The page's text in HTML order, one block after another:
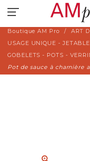
Boutique AM Pro
ART
USAGE UNIQUE - JETABLE
GOBELETS - POTS -
Pot de sauce à charnière